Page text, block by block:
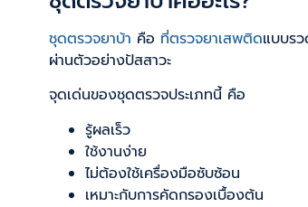
ชุดตรวจยาบ้า คือ ที่ตรวจยาเสพติดแบบร
ผ่านตัวอย่างปัสสาวะ
จุดเด่นของชุดตรวจประเภทนี้ คือ
รู้ผลเร็ว
ใช้งานง่าย
ไม่ต้องใช้เครื่องมือซับซ้อน
เหมาะกับการคัดกรองเบื้องต้น